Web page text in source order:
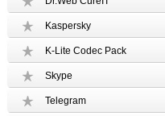
Kaspersky
K-Lite Codec Pack
Skype
Telegram